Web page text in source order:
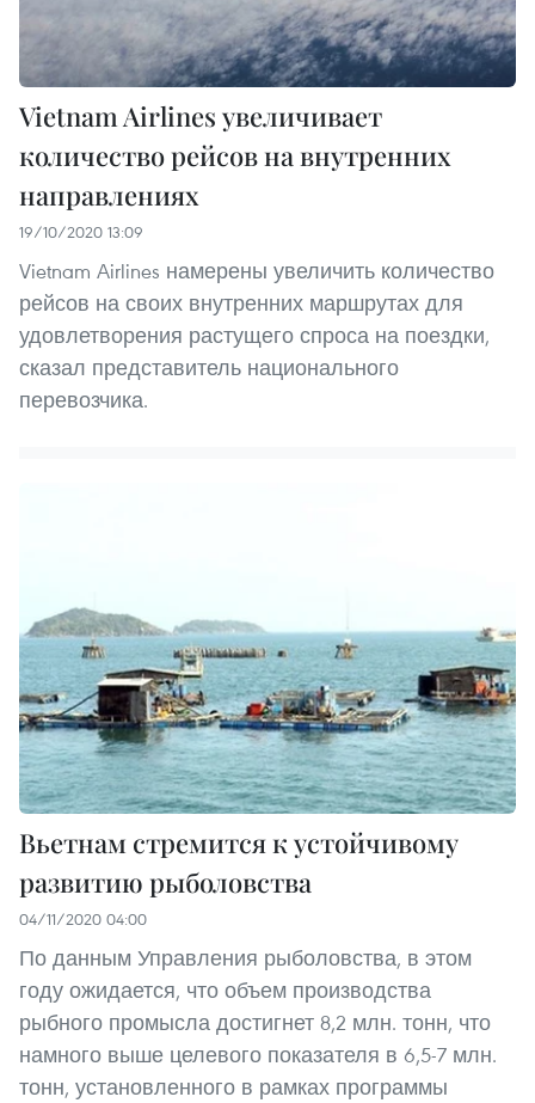
Vietnam Airlines увеличивает
количество рейсов на внутренних
направлениях
19/10/2020 13:09
Vietnam Airlines намерены увеличить количество
рейсов на своих внутренних маршрутах для
удовлетворения растущего спроса на поездки,
сказал представитель национального
перевозчика.
Вьетнам стремится к устойчивому
развитию рыболовства
04/11/2020 04:00
По данным Управления рыболовства, в этом
году ожидается, что объем производства
рыбного промысла достигнет 8,2 млн. тонн, что
намного выше целевого показателя в 6,5-7 млн.
тонн, установленного в рамках программы